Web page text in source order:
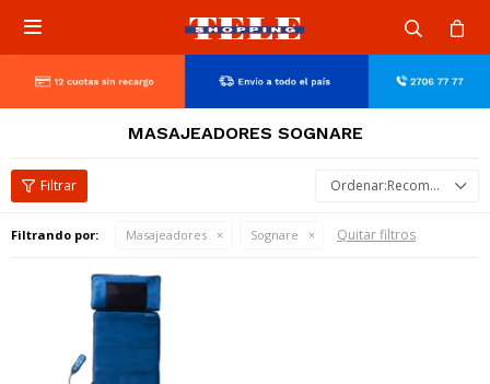

MASAJEADORES SOGNARE
Recomendados
Filtrando por: Masajeadores Sognare Quitar filtros